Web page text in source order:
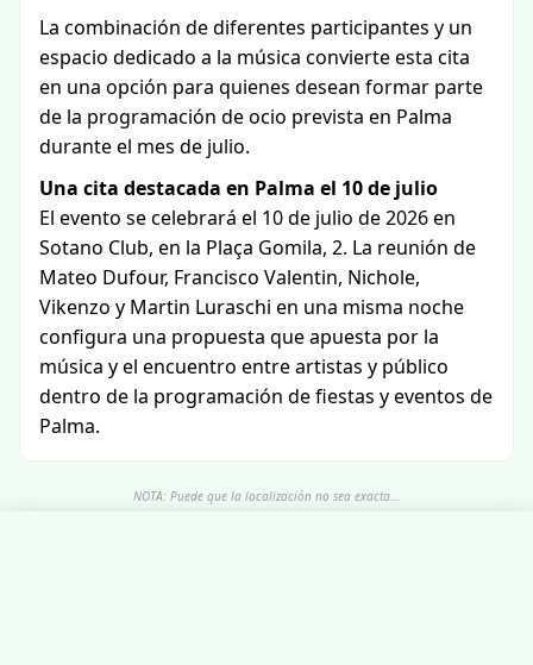
La combinación de diferentes participantes y un
espacio dedicado a la música convierte esta cita
en una opción para quienes desean formar parte
de la programación de ocio prevista en Palma
durante el mes de julio.
Una cita destacada en Palma el 10 de julio
El evento se celebrará el 10 de julio de 2026 en
Sotano Club, en la Plaça Gomila, 2. La reunión de
Mateo Dufour, Francisco Valentin, Nichole,
Vikenzo y Martin Luraschi en una misma noche
configura una propuesta que apuesta por la
música y el encuentro entre artistas y público
dentro de la programación de fiestas y eventos de
Palma.
NOTA: Puede que la localización no sea exacta...